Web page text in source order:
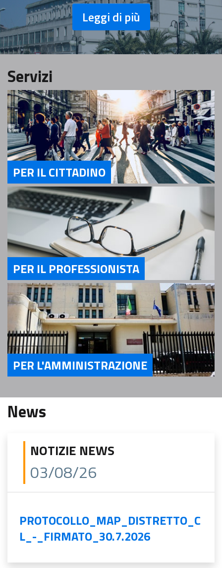
Leggi di più
Servizi
Servizi Per il cittadino
PER IL CITTADINO
Servizi Per il Professionista
PER IL PROFESSIONISTA
PER L'AMMINISTRAZIONE
News
NOTIZIE NEWS
03/08/26
PROTOCOLLO_MAP_DISTRETTO_C
L_-_FIRMATO_30.7.2026